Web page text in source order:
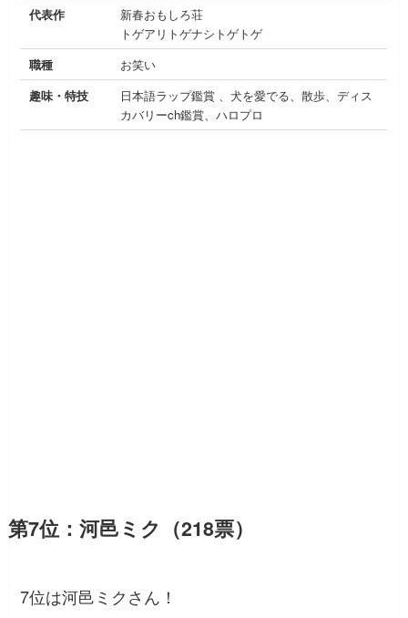
代表作
新春おもしろ荘
トゲアリトゲナシトゲトゲ
職種
お笑い
趣味・特技
日本語ラップ鑑賞 、犬を愛でる、散歩、ディス
カバリーch鑑賞、ハロプロ
第7位：河邑ミク（218票）
7位は河邑ミクさん！